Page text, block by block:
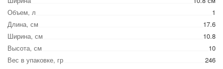
Объем, л
1
Длина, см
17.6
Ширина, см
10.8
Высота, см
10
Вес в упаковке, гр
246